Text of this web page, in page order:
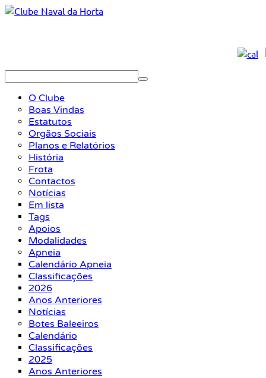
O Clube
Boas Vindas
Estatutos
Orgãos Sociais
Planos e Relatórios
História
Frota
Contactos
Notícias
Em lista
Tags
Apoios
Modalidades
Apneia
Calendário Apneia
Classificações
2026
Anos Anteriores
Notícias
Botes Baleeiros
Calendário
Classificações
2025
Anos Anteriores